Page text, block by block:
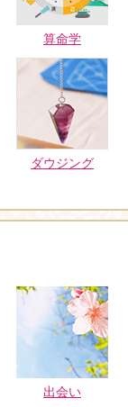
算命学
ダウジング
出会い